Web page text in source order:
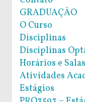
GRADUAÇÃO
O Curso
Disciplinas
Disciplinas
Horários e
Atividades
Estágios